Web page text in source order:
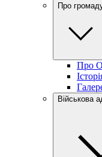
Про
Про
Військова